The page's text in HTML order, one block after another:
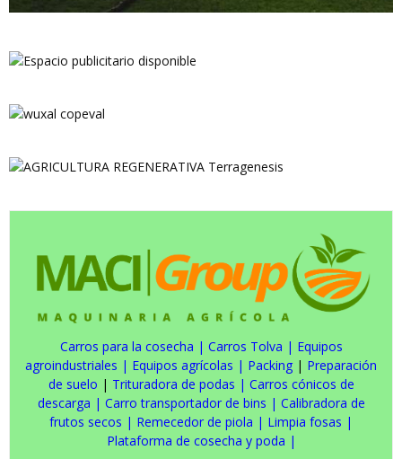
Carros para la cosecha | Carros Tolva | Equipos
agroindustriales | Equipos agrícolas | Packing | Preparación
de suelo | Trituradora de podas | Carros cónicos de
descarga | Carro transportador de bins | Calibradora de
frutos secos | Remecedor de piola | Limpia fosas |
Plataforma de cosecha y poda |